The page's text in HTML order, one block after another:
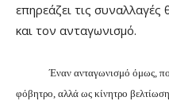
επηρεάζει τις συναλλαγές
και τον ανταγωνισμό.
Έναν ανταγωνισμό όμως, που
φόβητρο, αλλά ως κίνητρο